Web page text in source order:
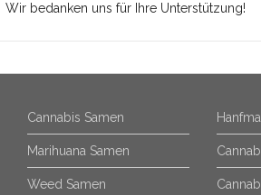
Wir bedanken uns für Ihre Unterstützung!
Cannabis Samen
Marihuana Samen
Weed Samen